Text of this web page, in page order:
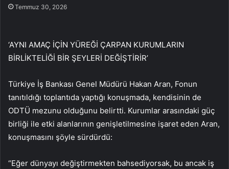
Temmuz 30, 2026
‘AYNI AMAÇ İÇİN YÜREĞİ ÇARPAN KURUMLARIN
BİRLİKTELİĞİ BİR ŞEYLERİ DEĞİŞTİRİR’
Türkiye İş Bankası Genel Müdürü Hakan Aran, Fonun
tanıtıldığı toplantıda yaptığı konuşmada, kendisinin de
ODTÜ mezunu olduğunu belirtti. Kurumlar arasındaki güç
birliği ile etki alanlarının genişletilmesine işaret eden Aran,
konuşmasını şöyle sürdürdü:
“Eğer dünyayı değiştirmekten bahsediyorsak, bu ancak iş